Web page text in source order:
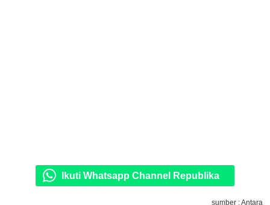
Ikuti Whatsapp Channel Republika
sumber : Antara